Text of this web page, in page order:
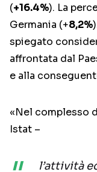
(+16.4%). La
Germania (+8,2%
spiegato
affrontata dal
e alla
«Nel complesso
Istat –
l’attività